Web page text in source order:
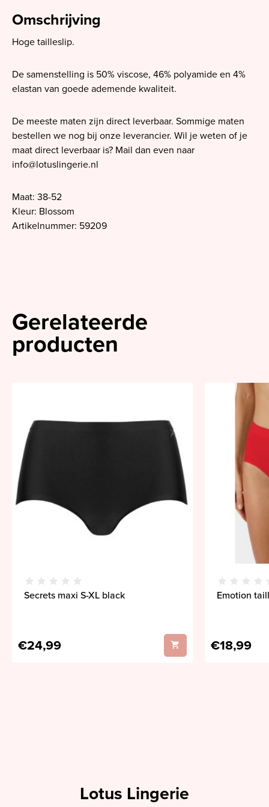
Omschrijving
Hoge tailleslip.
De samenstelling is 50% viscose, 46% polyamide en 4%
elastan van goede ademende kwaliteit.
De meeste maten zijn direct leverbaar. Sommige maten
bestellen we nog bij onze leverancier. Wil je weten of je
maat direct leverbaar is? Mail dan even naar
info@lotuslingerie.nl
Maat: 38-52
Kleur: Blossom
Artikelnummer: 59209
Gerelateerde
producten
Secrets maxi S-XL black
€24,99
Emotion
€18,99
Lotus Lingerie